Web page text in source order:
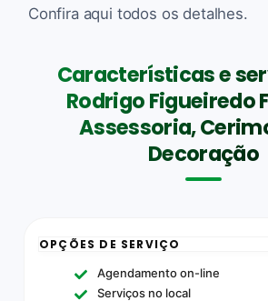
Confira aqui todos os detalhes.
Características e
Rodrigo Figueiredo
Assessoria,
Decoração
OPÇÕES DE SERVIÇO
Agendamento on-line
Serviços no local